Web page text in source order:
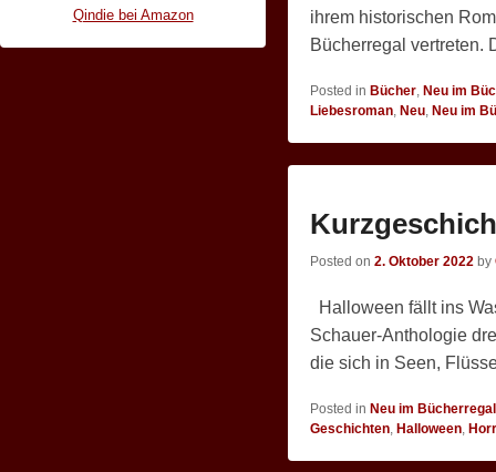
ihrem historischen
Bücherregal vertreten.
Posted in Bücher Neu im
Liebesroman Neu Neu im
Posted on 2. Oktober 2022 by
Halloween fällt ins
Schauer-Anthologie
die sich in Seen,
Posted in Neu im Bücherregal
Geschichten, Halloween,
Qindie bei Amazon